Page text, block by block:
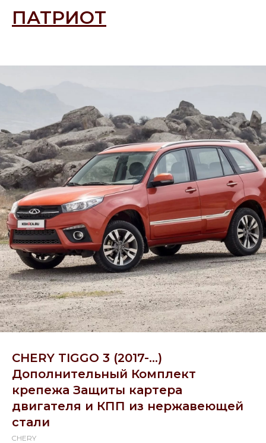
ПАТРИОТ
CHERY TIGGO 3 (2017-...)
Дополнительный Комплект
крепежа Защиты картера
двигателя и КПП из нержавеющей
стали
CHERY